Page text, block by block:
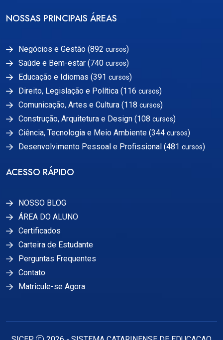
NOSSAS PRINCIPAIS ÁREAS
Negócios e Gestão (892 cursos)
Saúde e Bem-estar (740 cursos)
Educação e Idiomas (391 cursos)
Direito, Legislação e Política (116 cursos)
Comunicação, Artes e Cultura (118 cursos)
Construção, Arquitetura e Design (108 cursos)
Ciência, Tecnologia e Meio Ambiente (344 cursos)
Desenvolvimento Pessoal e Profissional (481 cursos)
ACESSO RÁPIDO
NOSSO BLOG
ÁREA DO ALUNO
Certificados
Carteira de Estudante
Perguntas Frequentes
Contato
Matricule-se Agora